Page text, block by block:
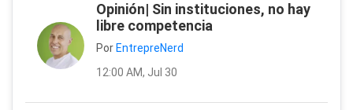
Opinión| Sin instituciones, no hay
libre competencia
Por EntrepreNerd
12:00 AM, Jul 30